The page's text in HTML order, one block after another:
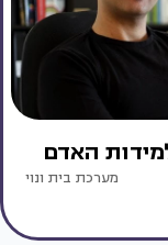
האדם
מערכת בית ונוי